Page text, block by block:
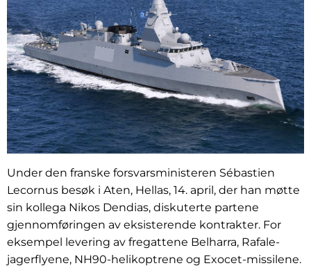
Under den franske forsvarsministeren Sébastien
Lecornus besøk i Aten, Hellas, 14. april, der han møtte
sin kollega Nikos Dendias, diskuterte partene
gjennomføringen av eksisterende kontrakter. For
eksempel levering av fregattene Belharra, Rafale-
jagerflyene, NH90-helikoptrene og Exocet-missilene.